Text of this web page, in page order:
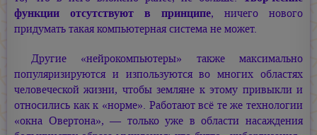
функции отсутствуют в принципе, ничего нового
придумать такая компьютерная система не может.
Другие «нейрокомпьютеры» также максимально
популяризируются и изпользуются во многих областях
человеческой жизни, чтобы земляне к этому привыкли и
относились как к «норме». Работают всё те же технологии
«окна Овертона», — только уже в области насаждения